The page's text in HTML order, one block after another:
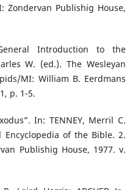
Zondervan Publishig House,
Introduction to the
W. (ed.). The Wesleyan
MI: William B. Eerdmans
p. 1-5.
In: TENNEY, Merril C.
Encyclopedia of the Bible. 2.
Publishig House, 1977. v.